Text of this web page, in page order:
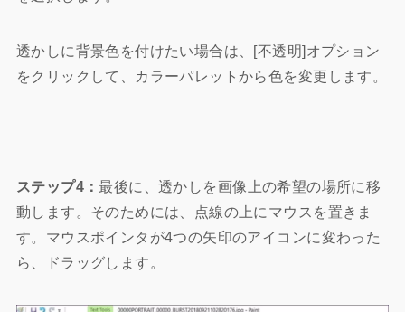
透かしに背景色を付けたい場合は、[不透明]オプション
をクリックして、カラーパレットから色を変更します。
ステップ4：最後に、透かしを画像上の希望の場所に移
動します。そのためには、点線の上にマウスを置きま
す。マウスポインタが4つの矢印のアイコンに変わった
ら、ドラッグします。